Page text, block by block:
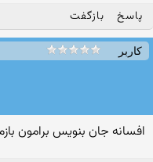
پاسخ بازگفت
کاربر
افسانه جان بنویس برامون